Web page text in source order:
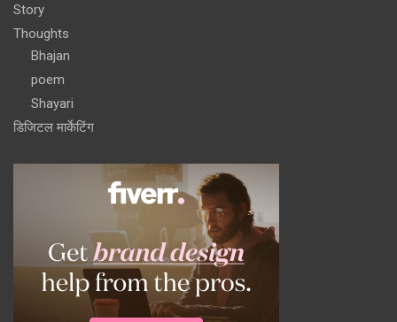
Story
Thoughts
Bhajan
poem
Shayari
डिजिटल मार्केटिंग